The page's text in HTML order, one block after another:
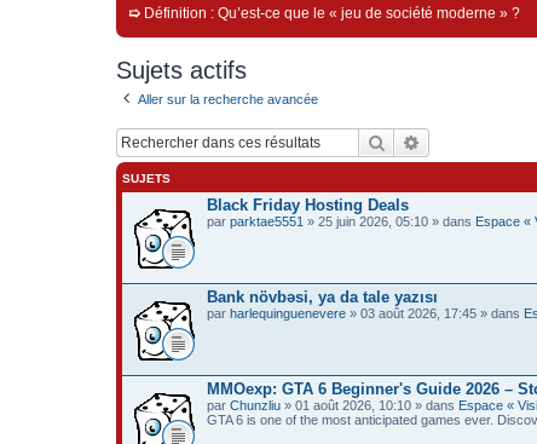
➯ Définition : Qu’est-ce que le « jeu de société moderne » ?
Sujets actifs
Aller sur la recherche avancée
Rechercher
SUJETS
Black Friday Hosting Deals
par parktae5551 » 25 juin 2026, 05:10 » dans Espace «
Bank növbəsi, ya da tale yazısı
par harlequinguenevere » 03 août 2026, 17:45 » dans
MMOexp: GTA 6 Beginner's Guide 2026 –
par Chunzliu » 01 août 2026, 10:10 » dans Espace «
GTA 6 is one of the most anticipated games ever.